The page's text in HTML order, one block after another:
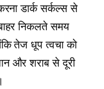
डार्क सर्कल्स से
निकलते समय
तेज धूप त्वचा को
और शराब से दूरी